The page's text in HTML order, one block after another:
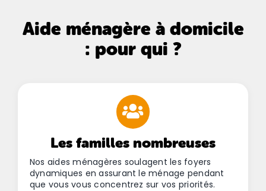
Aide ménagère à domicile
: pour qui ?
Les familles nombreuses
Nos aides ménagères soulagent les foyers
dynamiques en assurant le ménage pendant
que vous vous concentrez sur vos priorités.